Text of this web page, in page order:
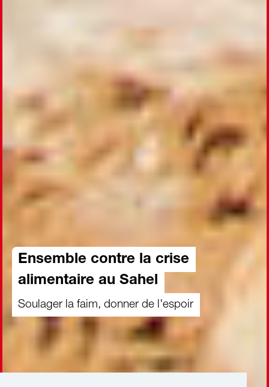
Ensemble contre la crise
alimentaire au Sahel
Soulager la faim, donner de l'espoir